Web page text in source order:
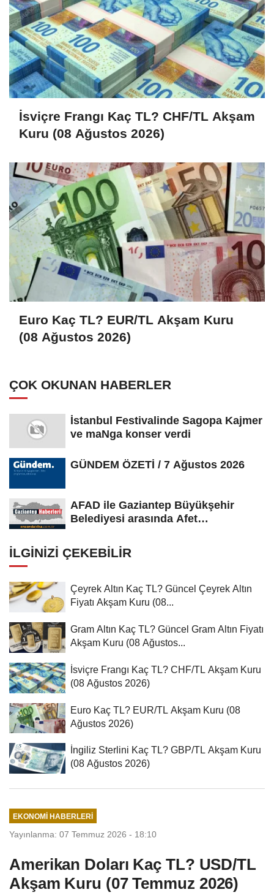
İsviçre Frangı Kaç TL? CHF/TL Akşam
Kuru (08 Ağustos 2026)
Euro Kaç TL? EUR/TL Akşam Kuru
(08 Ağustos 2026)
ÇOK OKUNAN HABERLER
İstanbul Festivalinde Sagopa Kajmer
ve maNga konser verdi
GÜNDEM ÖZETİ / 7 Ağustos 2026
AFAD ile Gaziantep Büyükşehir
Belediyesi arasında Afet
İLGINIZI ÇEKEBILIR
Çeyrek Altın Kaç TL? Güncel Çeyrek Altın
Fiyatı Akşam Kuru (08...
Gram Altın Kaç TL? Güncel Gram Altın Fiyatı
Akşam Kuru (08 Ağustos...
İsviçre Frangı Kaç TL? CHF/TL Akşam Kuru
(08 Ağustos 2026)
Euro Kaç TL? EUR/TL Akşam Kuru (08
Ağustos 2026)
İngiliz Sterlini Kaç TL? GBP/TL Akşam Kuru
(08 Ağustos 2026)
EKONOMI HABERLERI
Yayınlanma: 07 Temmuz 2026 - 18:10
Amerikan Doları Kaç TL? USD/TL
Akşam Kuru (07 Temmuz 2026)